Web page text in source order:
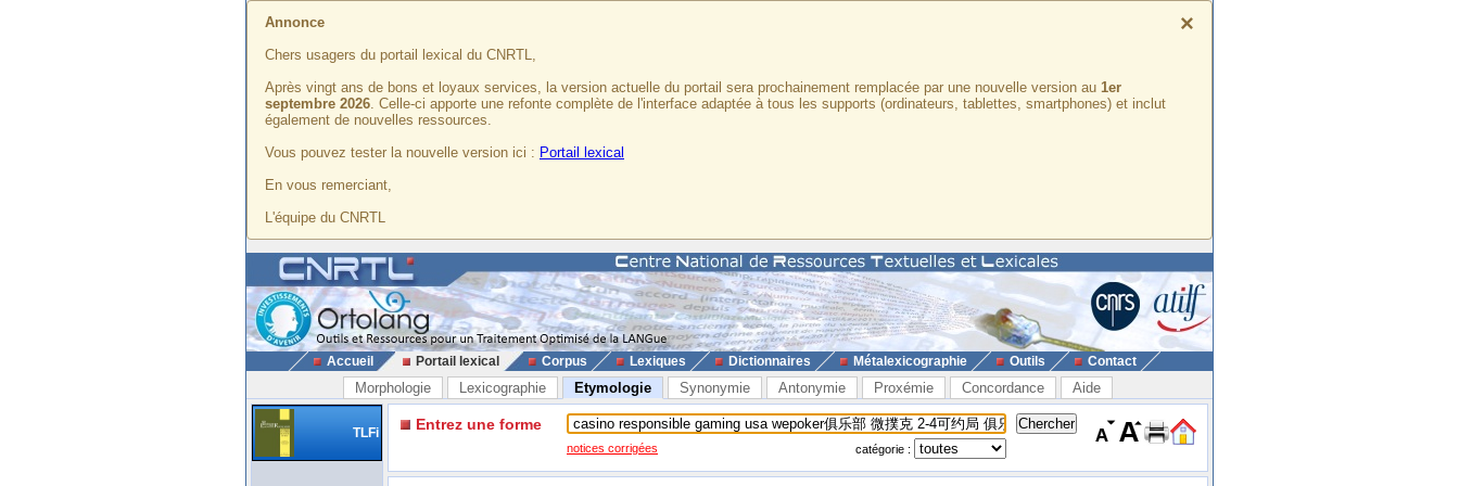
×
Annonce
Chers usagers du portail lexical du CNRTL,
Après vingt ans de bons et loyaux services, la version actuelle du portail sera prochainement remplacée par une nouvelle version au 1er
septembre 2026. Celle-ci apporte une refonte complète de l'interface adaptée à tous les supports (ordinateurs, tablettes, smartphones) et inclut
également de nouvelles ressources.
Vous pouvez tester la nouvelle version ici : Portail lexical
En vous remerciant,
L'équipe du CNRTL
Accueil Portail lexical Corpus Lexiques Dictionnaires Métalexicographie Outils Contact
Morphologie Lexicographie Etymologie Synonymie Antonymie Proxémie Concordance Aide
TLFi Entrez une forme
notices corrigées catégorie :